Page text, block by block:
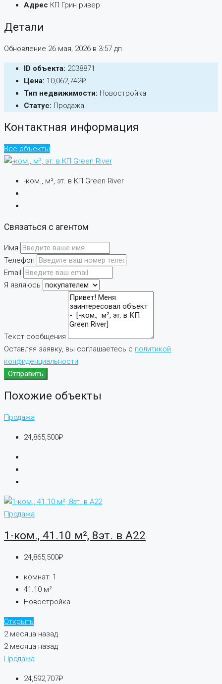
Адрес КП Грин ривер
Детали
Обновление 26 мая, 2026 в 3:57 дп
ID объекта: 2038871
Цена: 10,062,742₽
Тип недвижимости: Новостройка
Статус: Продажа
Контактная информация
Все объекты
-ком., м², эт. в КП Green River
Связаться с агентом
Имя
Телефон
Email
Я являюсь
Текст сообщения
Оставляя заявку, вы соглашаетесь с политикой
конфиденциальности
Отправить
Похожие объекты
Продажа
24,865,500₽
Продажа
1-ком., 41.10 м², 8эт. в А22
24,865,500₽
комнат: 1
41.10 м²
Новостройка
Открыть
2 месяца назад
2 месяца назад
Продажа
24,592,707₽